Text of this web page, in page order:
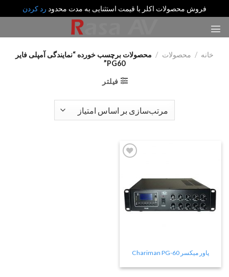
فروش محصولات اکلر با قیمت استثنایی به مدت محدود رد کردن
خانه / محصولات / محصولات برچسب خورده “نمایندگی آمپلی فایر
PG60”
فیلتر
پاور میکسر Chariman PG-60